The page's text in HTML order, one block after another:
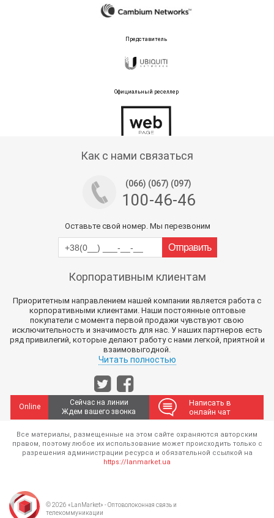
Представитель
Официальный реселлер
Как с нами связаться
(066) (067) (097)
100-46-46
Оставьте свой номер. Мы перезвоним
Корпоративным клиентам
Приоритетным направлением нашей компании является работа с
корпоративными клиентами. Наши постоянные оптовые
покупатели с момента первой продажи чувствуют свою
исключительность и значимость для нас. У наших партнеров есть
ряд привилегий, которые делают работу с нами легкой, приятной и
взаимовыгодной.
Читать полностью
Online
Сейчас на линии
Ждем вашего звонка
Написать в
онлайн чат
© 2026 «LanMarket» - Оптоволоконная связь и
телекоммуникации
Все материалы, размещенные на этом сайте охраняются авторским
правом, поэтому любое их использование может происходить только с
разрешения администрации ресурса и обязательной ссылкой на
https://lanmarket.ua